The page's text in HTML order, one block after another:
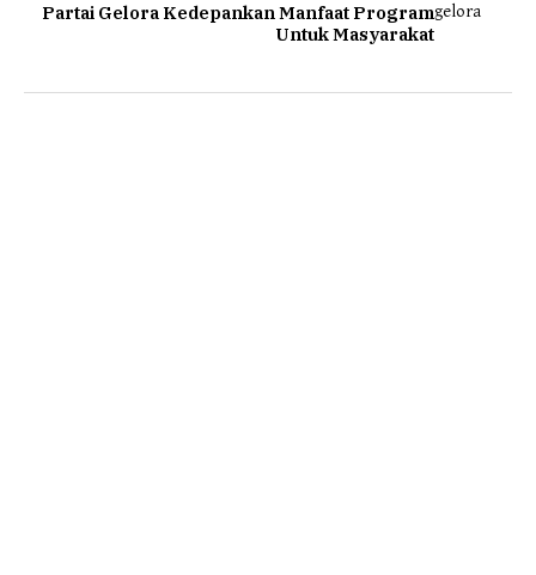
Partai Gelora Kedepankan Manfaat Program
Untuk Masyarakat